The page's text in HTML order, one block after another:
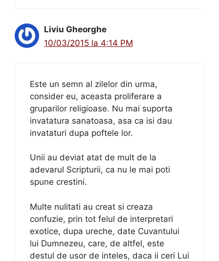
Liviu Gheorghe
10/03/2015 la 4:14 PM
Este un semn al zilelor din urma,
consider eu, aceasta proliferare a
gruparilor religioase. Nu mai suporta
invatatura sanatoasa, asa ca isi dau
invataturi dupa poftele lor.
Unii au deviat atat de mult de la
adevarul Scripturii, ca nu le mai poti
spune crestini.
Multe nulitati au creat si creaza
confuzie, prin tot felul de interpretari
exotice, dupa ureche, date Cuvantului
lui Dumnezeu, care, de altfel, este
destul de usor de inteles, daca ii ceri Lui